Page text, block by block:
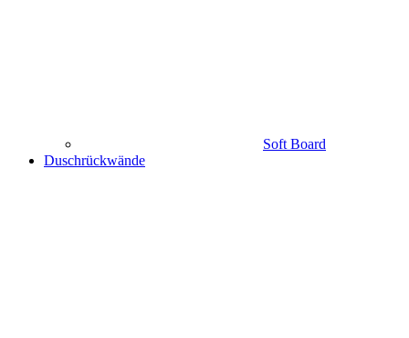
Soft Board
Duschrückwände